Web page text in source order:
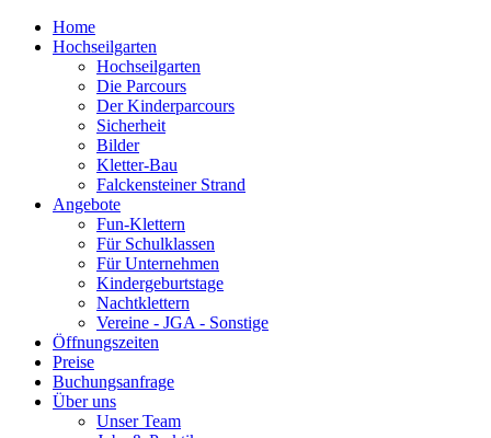
Home
Hochseilgarten
Hochseilgarten
Die Parcours
Der Kinderparcours
Sicherheit
Bilder
Kletter-Bau
Falckensteiner Strand
Angebote
Fun-Klettern
Für Schulklassen
Für Unternehmen
Kindergeburtstage
Nachtklettern
Vereine - JGA - Sonstige
Öffnungszeiten
Preise
Buchungsanfrage
Über uns
Unser Team